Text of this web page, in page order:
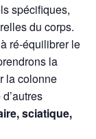
spécifiques,
du corps.
ré-équilibrer le
la
la colonne
sciatique,